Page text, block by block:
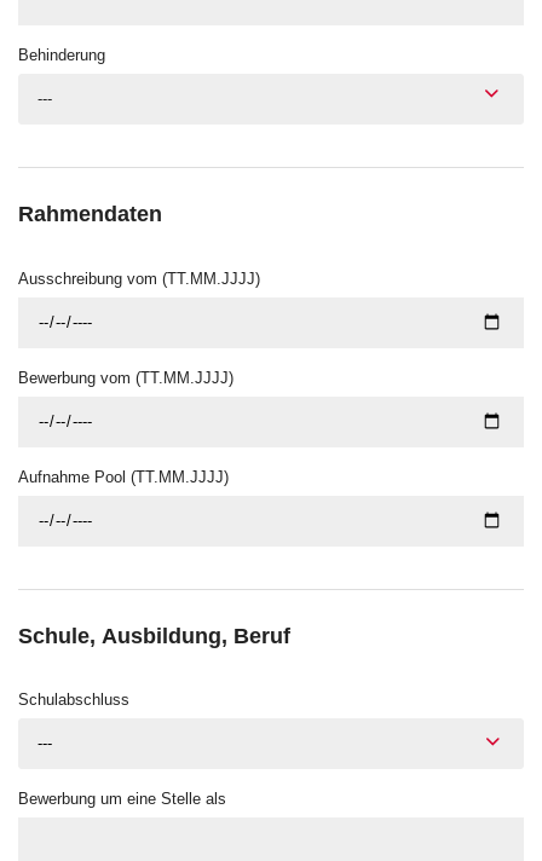
Behinderung
---
Rahmendaten
Ausschreibung vom (TT.MM.JJJJ)
Bewerbung vom (TT.MM.JJJJ)
Aufnahme Pool (TT.MM.JJJJ)
Schule, Ausbildung, Beruf
Schulabschluss
---
Bewerbung um eine Stelle als